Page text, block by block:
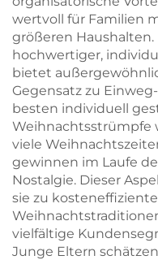
wertvoll für Familien
größeren
hochwertiger,
bietet
Gegensatz zu
besten individuell
Weihnachtsstrümpfe
viele
gewinnen im Laufe
Nostalgie. Dieser
sie zu
vielfältige
Junge Eltern